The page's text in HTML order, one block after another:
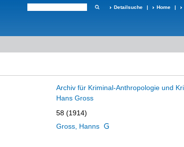
Detailsuche | Home |
Archiv für Kriminal-Anthropologie und
Hans Gross
58 (1914)
Gross, Hanns